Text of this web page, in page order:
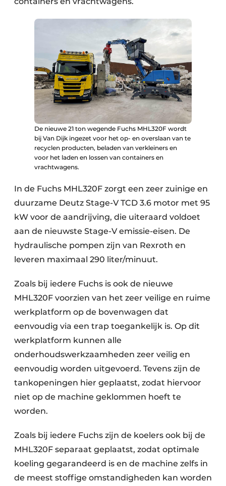
Zeven & Brekers
Bedrijfsafval
Bouw & Sloopafval
Elektronisch Afval
Glasrecyclage
Houtafval
Kunststofafval
Medisch afval
Papierafval
Textielrecyclage
De nieuwe 21 ton wegende Fuchs MHL320F wordt
bij Van Dijk ingezet voor het op- en overslaan van te
recyclen producten, beladen van verkleiners en
voor het laden en lossen van containers en
vrachtwagens.
In de Fuchs MHL320F zorgt een zeer zuinige en
duurzame Deutz Stage-V TCD 3.6 motor met 95
kW voor de aandrijving, die uiteraard voldoet
aan de nieuwste Stage-V emissie-eisen. De
hydraulische pompen zijn van Rexroth en
leveren maximaal 290 liter/minuut.
Zoals bij iedere Fuchs is ook de nieuwe
MHL320F voorzien van het zeer veilige en ruime
werkplatform op de bovenwagen dat
eenvoudig via een trap toegankelijk is. Op dit
werkplatform kunnen alle
onderhoudswerkzaamheden zeer veilig en
eenvoudig worden uitgevoerd. Tevens zijn de
tankopeningen hier geplaatst, zodat hiervoor
niet op de machine geklommen hoeft te
worden.
Zoals bij iedere Fuchs zijn de koelers ook bij de
MHL320F separaat geplaatst, zodat optimale
koeling gegarandeerd is en de machine zelfs in
de meest stoffige omstandigheden kan worden